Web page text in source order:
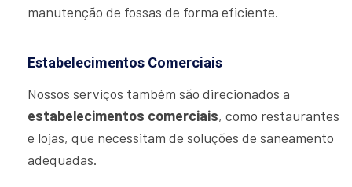
manutenção de fossas de forma eficiente.
Estabelecimentos Comerciais
Nossos serviços também são direcionados a
estabelecimentos comerciais, como restaurantes
e lojas, que necessitam de soluções de saneamento
adequadas.